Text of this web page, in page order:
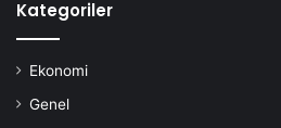
Kategoriler
Ekonomi
Genel